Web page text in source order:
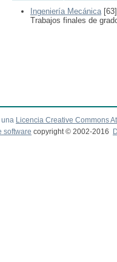
Ingeniería Mecánica[63]
Trabajos finales de
una Licencia Creative Commons
software copyright © 2002-2016